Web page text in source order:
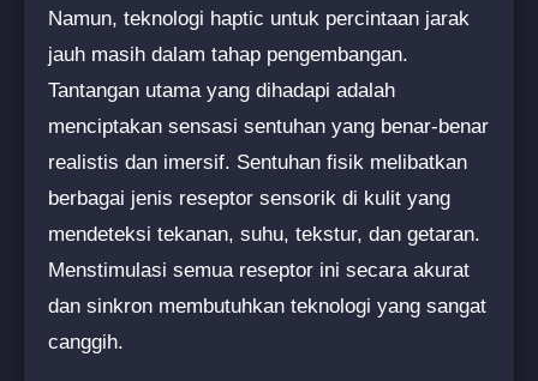
Namun, teknologi haptic untuk percintaan jarak
jauh masih dalam tahap pengembangan.
Tantangan utama yang dihadapi adalah
menciptakan sensasi sentuhan yang benar-benar
realistis dan imersif. Sentuhan fisik melibatkan
berbagai jenis reseptor sensorik di kulit yang
mendeteksi tekanan, suhu, tekstur, dan getaran.
Menstimulasi semua reseptor ini secara akurat
dan sinkron membutuhkan teknologi yang sangat
canggih.